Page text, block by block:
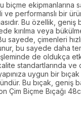
performanslı bir
Bu özellik,
kırılma veya
sayede, çimenleri
bu sayede daha
de oldukça
standartlarında ve
uygun bir
Bu bıçak,
Çim Biçme Bıçağı